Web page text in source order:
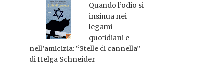
Quando l’odio si
insinua nei
legami
quotidiani e
nell’amicizia: “Stelle di cannella”
di Helga Schneider